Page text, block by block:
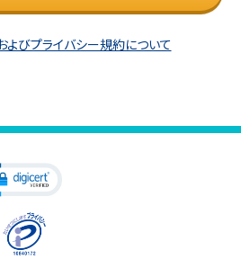
びプライバシー規約について